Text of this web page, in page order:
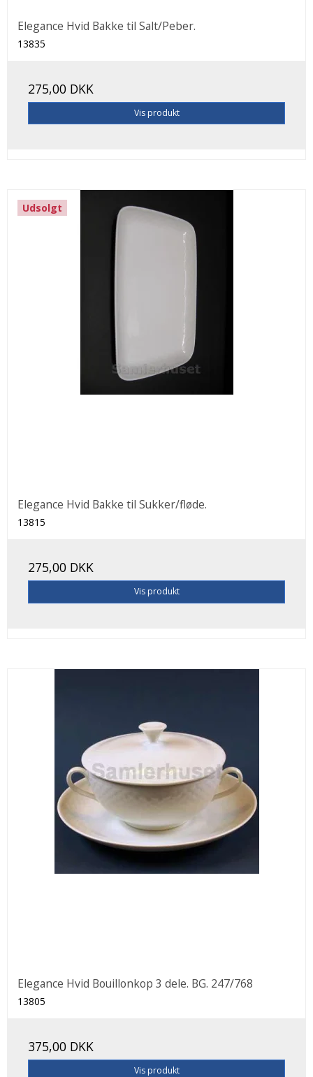
Elegance Hvid Bakke til Salt/Peber.
13835
275,00 DKK
Vis produkt
Udsolgt
Elegance Hvid Bakke til Sukker/fløde.
13815
275,00 DKK
Vis produkt
Elegance Hvid Bouillonkop 3 dele. BG. 247/768
13805
375,00 DKK
Vis produkt